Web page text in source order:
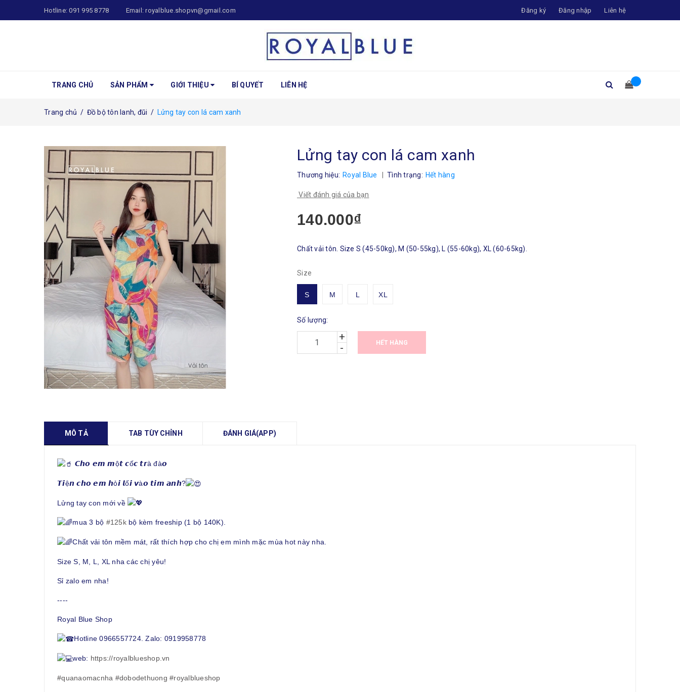
Hotline:091 995 8778 Email:royalblue.shopvn@gmail.com Đăng ký Đăng nhập Liên hệ
TRANG CHỦ SẢN PHẨM GIỚI THIỆU BÍ QUYẾT LIÊN HỆ
Trang chủ / Đồ bộ tôn lanh, đũi / Lửng tay con lá cam xanh
Lửng tay con lá cam xanh
Thương hiệu: Royal Blue Tình trạng: Hết hàng
Viết đánh giá của bạn
140.000₫
Chất vải tôn. Size S (45-50kg), M (50-55kg), L (55-60kg), XL (60-65kg).
Size
S M L XL
Số lượng:
+
-
HẾT HÀNG
MÔ TẢ TAB TÙY CHỈNH ĐÁNH GIÁ(APP)
𝘾𝙝𝙤 𝙚𝙢 𝙢ộ𝙩 𝙘ố𝙘 𝙩𝙧à đà𝙤
𝙏𝙞ệ𝙣 𝙘𝙝𝙤 𝙚𝙢 𝙝ỏ𝙞 𝙡ố𝙞 𝙫à𝙤 𝙩𝙞𝙢 𝙖𝙣𝙝?
Lửng tay con mới về
mua 3 bộ #125kbộ kèm freeship (1 bộ 140K).
Chất vải tôn mềm mát, rất thích hợp cho chị em mình mặc mùa hot này nha.
Size S, M, L, XL nha các chị yêu!
Sỉ zalo em nha!
----
Royal Blue Shop
Hotline 0966557724. Zalo: 0919958778
web: https://royalblueshop.vn
#quanaomacnha #dobodethuong #royalblueshop